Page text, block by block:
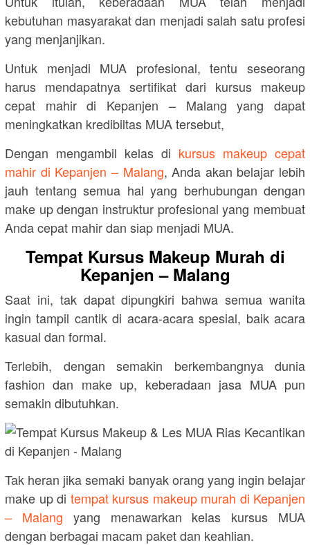
kebutuhan masyarakat dan menjadi salah satu profesi
yang menjanjikan.
Untuk menjadi MUA profesional, tentu seseorang
harus mendapatnya sertifikat dari kursus makeup
cepat mahir di Kepanjen – Malang yang dapat
meningkatkan kredibiltas MUA tersebut,
Dengan mengambil kelas di kursus makeup cepat
mahir di Kepanjen – Malang, Anda akan belajar lebih
jauh tentang semua hal yang berhubungan dengan
make up dengan instruktur profesional yang membuat
Anda cepat mahir dan siap menjadi MUA.
Tempat Kursus Makeup Murah di
Kepanjen – Malang
Saat ini, tak dapat dipungkiri bahwa semua wanita
ingin tampil cantik di acara-acara spesial, baik acara
kasual dan formal.
Terlebih, dengan semakin berkembangnya dunia
fashion dan make up, keberadaan jasa MUA pun
semakin dibutuhkan.
Tak heran jika semaki banyak orang yang ingin belajar
make up di tempat kursus makeup murah di Kepanjen
– Malang yang menawarkan kelas kursus MUA
dengan berbagai macam paket dan keahlian.